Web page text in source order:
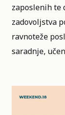
zaposlenih te
zadovoljstva
ravnoteže
saradnje,